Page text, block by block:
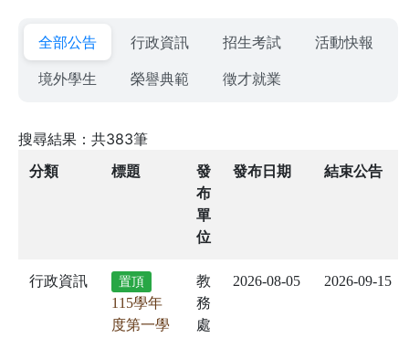
全部公告 行政資訊 招生考試
活動快報
境外學生
榮譽典範 徵才就業
搜尋結果：共383筆
分類 標題
發
布
單
位
發布日期 結束公告
行政資訊 置頂
115學年
度第一學
教
務
處
2026-08-05 2026-09-15